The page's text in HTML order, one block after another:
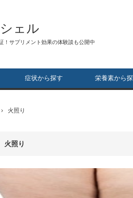
ェル
！サプリメント効果の体験談も公開中
症状から探す 栄養素から
火照り
火照り